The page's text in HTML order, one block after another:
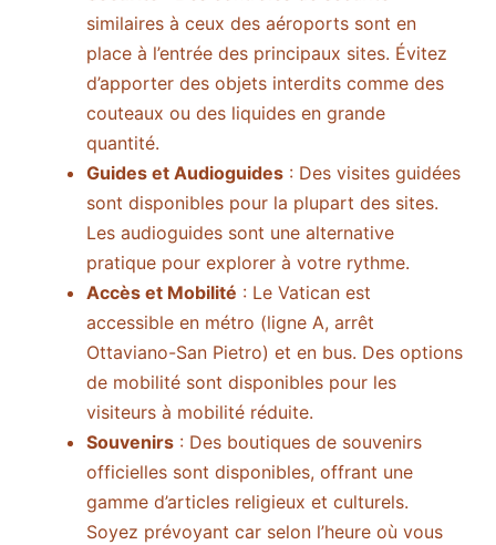
similaires à ceux des aéroports sont en
place à l’entrée des principaux sites. Évitez
d’apporter des objets interdits comme des
couteaux ou des liquides en grande
quantité.
Guides et Audioguides : Des visites guidées
sont disponibles pour la plupart des sites.
Les audioguides sont une alternative
pratique pour explorer à votre rythme.
Accès et Mobilité : Le Vatican est
accessible en métro (ligne A, arrêt
Ottaviano-San Pietro) et en bus. Des options
de mobilité sont disponibles pour les
visiteurs à mobilité réduite.
Souvenirs : Des boutiques de souvenirs
officielles sont disponibles, offrant une
gamme d’articles religieux et culturels.
Soyez prévoyant car selon l’heure où vous